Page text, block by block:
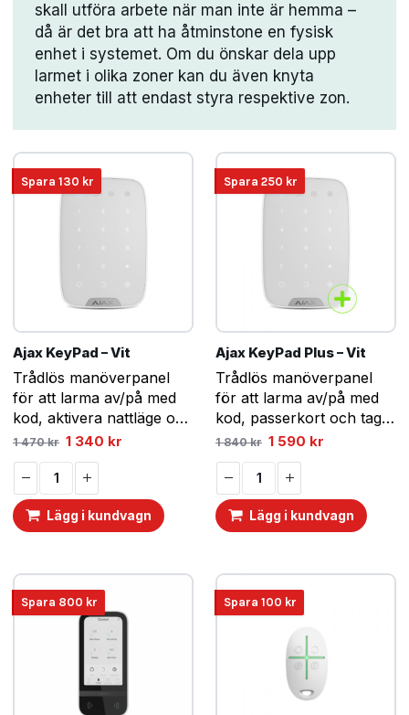
skall utföra arbete när man inte är hemma –
då är det bra att ha åtminstone en fysisk
enhet i systemet. Om du önskar dela upp
larmet i olika zoner kan du även knyta
enheter till att endast styra respektive zon.
Spara 130 kr
Ajax KeyPad – Vit
Trådlös manöverpanel
för att larma av/på med
kod, aktivera nattläge och
paniklarm.
1 470kr Det
priset
var:
1
470 kr.
1 340 krDet
340 kr.
Lägg i kundvagn
Spara 250 kr
Ajax KeyPad Plus – Vit
Trådlös manöverpanel
för att larma av/på med
kod, passerkort och tags,
samt aktivera nattläge
och paniklarm.
1 840kr Det
priset
var:
1
840 kr.
1 590 krDet
590 kr.
Lägg i kundvagn
Spara 800 kr Spara 100 kr